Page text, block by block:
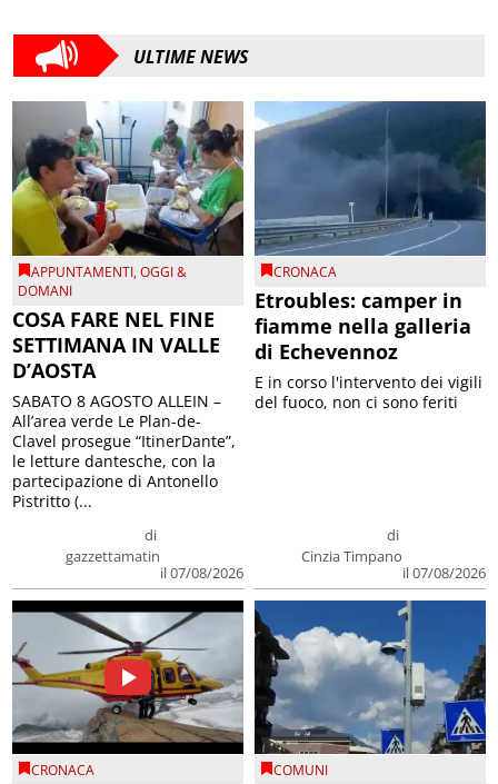
ULTIME NEWS
APPUNTAMENTI,OGGI &
DOMANI
COSA FARE NEL FINE
SETTIMANA IN VALLE
D’AOSTA
di
gazzettamatin
il 07/08/2026
SABATO 8 AGOSTO ALLEIN –
All’area verde Le Plan-de-
Clavel prosegue “ItinerDante”,
le letture dantesche, con la
partecipazione di Antonello
Pistritto (...
CRONACA
Etroubles: camper in
fiamme nella galleria
di Echevennoz
di
Cinzia Timpano
il 07/08/2026
E in corso l'intervento dei vigili
del fuoco, non ci sono feriti
CRONACA COMUNI